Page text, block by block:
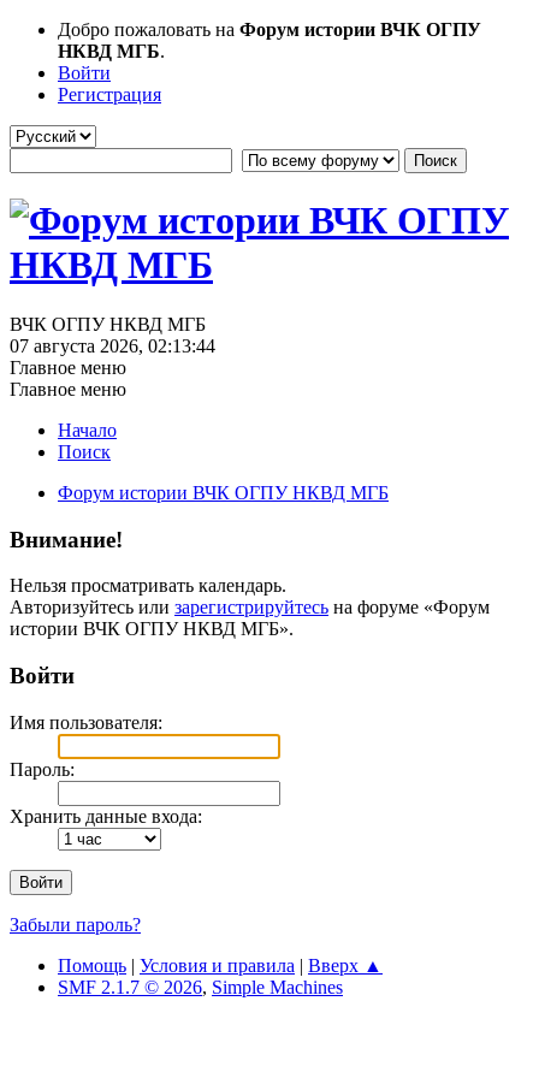
Добро пожаловать на Форум истории ВЧК ОГПУ
НКВД МГБ.
Войти
Регистрация
ВЧК ОГПУ НКВД МГБ
07 августа 2026, 02:13:44
Главное меню
Главное меню
Начало
Поиск
Форум истории ВЧК ОГПУ НКВД МГБ
Внимание!
Нельзя просматривать календарь.
Авторизуйтесь или зарегистрируйтесь на форуме «Форум
истории ВЧК ОГПУ НКВД МГБ».
Войти
Имя пользователя:
Пароль:
Хранить данные входа:
Забыли пароль?
Помощь | Условия и правила | Вверх ▲
SMF 2.1.7 © 2026, Simple Machines